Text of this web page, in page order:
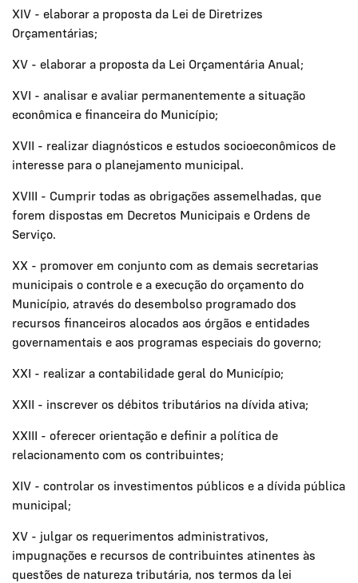
XIV - elaborar a proposta da Lei de Diretrizes
Orçamentárias;
XV - elaborar a proposta da Lei Orçamentária Anual;
XVI - analisar e avaliar permanentemente a situação
econômica e financeira do Município;
XVII - realizar diagnósticos e estudos socioeconômicos de
interesse para o planejamento municipal.
XVIII - Cumprir todas as obrigações assemelhadas, que
forem dispostas em Decretos Municipais e Ordens de
Serviço.
XX - promover em conjunto com as demais secretarias
municipais o controle e a execução do orçamento do
Município, através do desembolso programado dos
recursos financeiros alocados aos órgãos e entidades
governamentais e aos programas especiais do governo;
XXI - realizar a contabilidade geral do Município;
XXII - inscrever os débitos tributários na dívida ativa;
XXIII - oferecer orientação e definir a política de
relacionamento com os contribuintes;
XIV - controlar os investimentos públicos e a dívida pública
municipal;
XV - julgar os requerimentos administrativos,
impugnações e recursos de contribuintes atinentes às
questões de natureza tributária, nos termos da lei